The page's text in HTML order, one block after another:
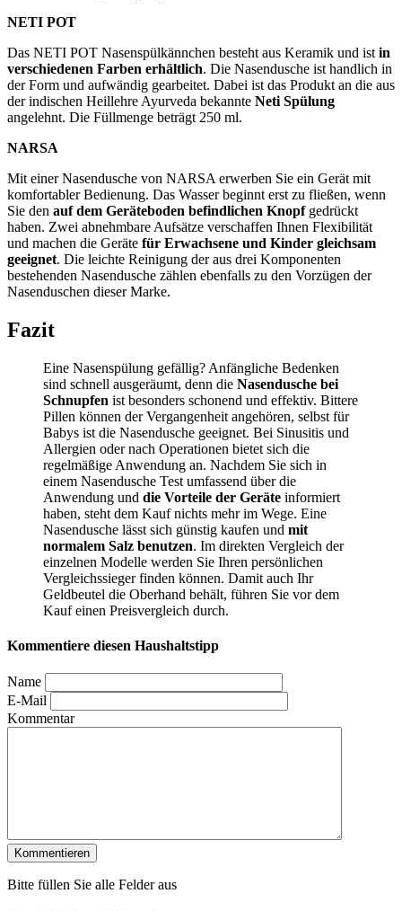
NETI POT
Das NETI POT Nasenspülkännchen besteht aus Keramik und ist in
verschiedenen Farben erhältlich. Die Nasendusche ist handlich in
der Form und aufwändig gearbeitet. Dabei ist das Produkt an die aus
der indischen Heillehre Ayurveda bekannte Neti Spülung
angelehnt. Die Füllmenge beträgt 250 ml.
NARSA
Mit einer Nasendusche von NARSA erwerben Sie ein Gerät mit
komfortabler Bedienung. Das Wasser beginnt erst zu fließen, wenn
Sie den auf dem Geräteboden befindlichen Knopfgedrückt
haben. Zwei abnehmbare Aufsätze verschaffen Ihnen Flexibilität
und machen die Geräte für Erwachsene und Kinder gleichsam
geeignet. Die leichte Reinigung der aus drei Komponenten
bestehenden Nasendusche zählen ebenfalls zu den Vorzügen der
Nasenduschen dieser Marke.
Fazit
Eine Nasenspülung gefällig? Anfängliche Bedenken
sind schnell ausgeräumt, denn die Nasendusche bei
Schnupfen ist besonders schonend und effektiv. Bittere
Pillen können der Vergangenheit angehören, selbst für
Babys ist die Nasendusche geeignet. Bei Sinusitis und
Allergien oder nach Operationen bietet sich die
regelmäßige Anwendung an. Nachdem Sie sich in
einem Nasendusche Test umfassend über die
Anwendung und die Vorteile der Geräte informiert
haben, steht dem Kauf nichts mehr im Wege. Eine
Nasendusche lässt sich günstig kaufen und mit
normalem Salz benutzen. Im direkten Vergleich der
einzelnen Modelle werden Sie Ihren persönlichen
Vergleichssieger finden können. Damit auch Ihr
Geldbeutel die Oberhand behält, führen Sie vor dem
Kauf einen Preisvergleich durch.
Kommentiere diesen Haushaltstipp
Name
E-Mail
Kommentar
Bitte füllen Sie alle Felder aus